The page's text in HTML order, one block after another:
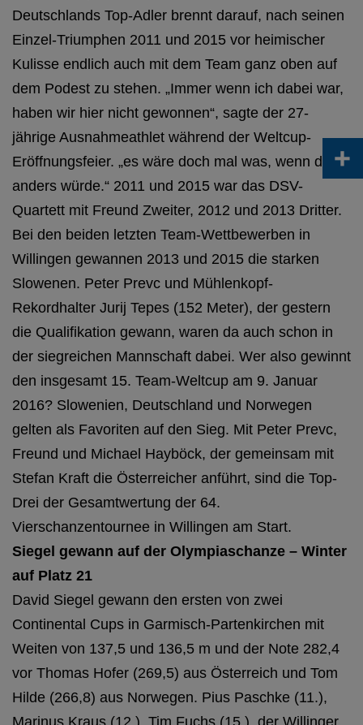
Deutschlands Top-Adler brennt darauf, nach seinen
Einzel-Triumphen 2011 und 2015 vor heimischer
Kulisse endlich auch mit dem Team ganz oben auf
dem Podest zu stehen. „Immer wenn ich dabei war,
haben wir hier nicht gewonnen“, sagte der 27-
jährige Ausnahmeathlet während der Weltcup-
Eröffnungsfeier. „es wäre doch mal was, wenn das
anders würde.“ 2011 und 2015 war das DSV-
Quartett mit Freund Zweiter, 2012 und 2013 Dritter.
Bei den beiden letzten Team-Wettbewerben in
Willingen gewannen 2013 und 2015 die starken
Slowenen. Peter Prevc und Mühlenkopf-
Rekordhalter Jurij Tepes (152 Meter), der gestern
die Qualifikation gewann, waren da auch schon in
der siegreichen Mannschaft dabei. Wer also gewinnt
den insgesamt 15. Team-Weltcup am 9. Januar
2016? Slowenien, Deutschland und Norwegen
gelten als Favoriten auf den Sieg. Mit Peter Prevc,
Freund und Michael Hayböck, der gemeinsam mit
Stefan Kraft die Österreicher anführt, sind die Top-
Drei der Gesamtwertung der 64.
Vierschanzentournee in Willingen am Start.
Siegel gewann auf der Olympiaschanze – Winter
auf Platz 21
David Siegel gewann den ersten von zwei
Continental Cups in Garmisch-Partenkirchen mit
Weiten von 137,5 und 136,5 m und der Note 282,4
vor Thomas Hofer (269,5) aus Österreich und Tom
Hilde (266,8) aus Norwegen. Pius Paschke (11.),
Marinus Kraus (12.), Tim Fuchs (15.), der Willinger
+